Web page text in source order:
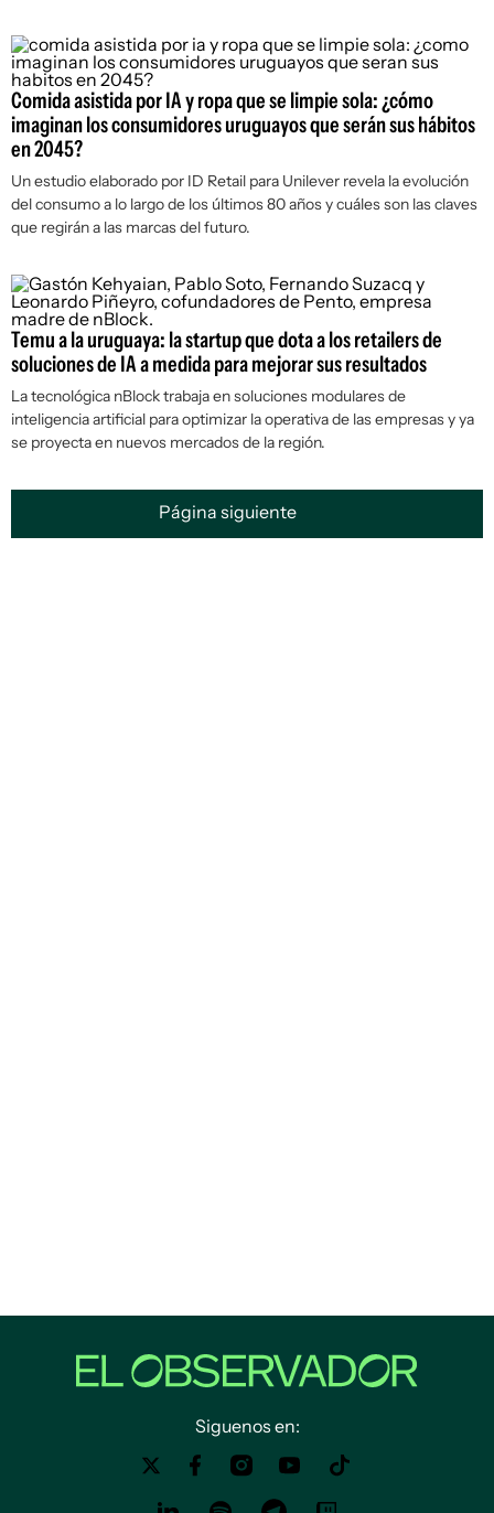
Comida asistida por IA y ropa que se limpie sola: ¿cómo
imaginan los consumidores uruguayos que serán sus hábitos
en 2045?
Un estudio elaborado por ID Retail para Unilever revela la evolución
del consumo a lo largo de los últimos 80 años y cuáles son las claves
que regirán a las marcas del futuro.
Temu a la uruguaya: la startup que dota a los retailers de
soluciones de IA a medida para mejorar sus resultados
La tecnológica nBlock trabaja en soluciones modulares de
inteligencia artificial para optimizar la operativa de las empresas y ya
se proyecta en nuevos mercados de la región.
Página siguiente
Siguenos en: